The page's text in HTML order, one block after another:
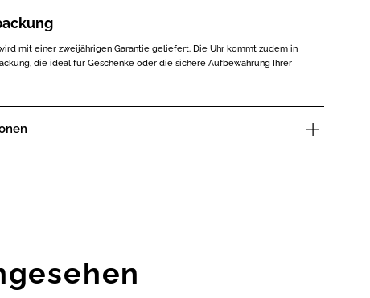
mit einer zweijährigen Garantie geliefert. Die Uhr kommt zudem in
die ideal für Geschenke oder die sichere Aufbewahrung Ihrer